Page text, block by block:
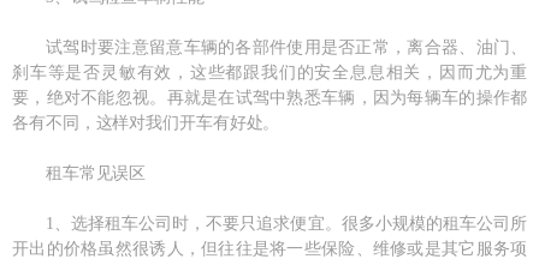
试驾时要注意留意车辆的各部件使用是否正常，离合器、油门、
刹车等是否灵敏有效，这些都跟我们的安全息息相关，因而尤为重
要，绝对不能忽视。再就是在试驾中熟悉车辆，因为每辆车的操作都
各有不同，这样对我们开车有好处。
租车常见误区
1、选择租车公司时，不要只追求便宜。很多小规模的租车公司所
开出的价格虽然很诱人，但往往是将一些保险、维修或是其它服务项